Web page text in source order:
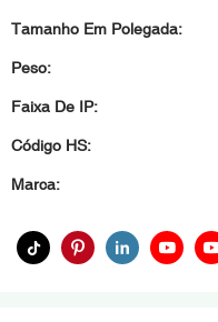
Tamanho Em Polegada:
Peso:
Faixa De IP:
Código HS:
Marca: